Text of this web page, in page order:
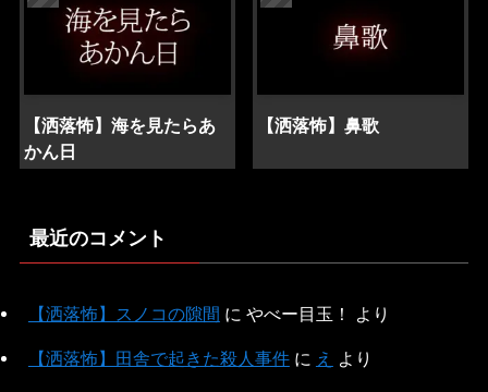
【洒落怖】海を見たらあ
かん日
【洒落怖】鼻歌
最近のコメント
【洒落怖】スノコの隙間 に やべー目玉！ より
【洒落怖】田舎で起きた殺人事件に え より